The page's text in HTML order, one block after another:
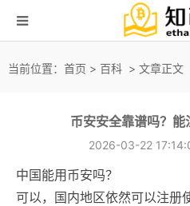
当前位置： 首页 > 百科 > 文章正文
币安安全靠谱吗？能
2026-03-22
中国能用币安吗？
可以，国内地区依然可以注册